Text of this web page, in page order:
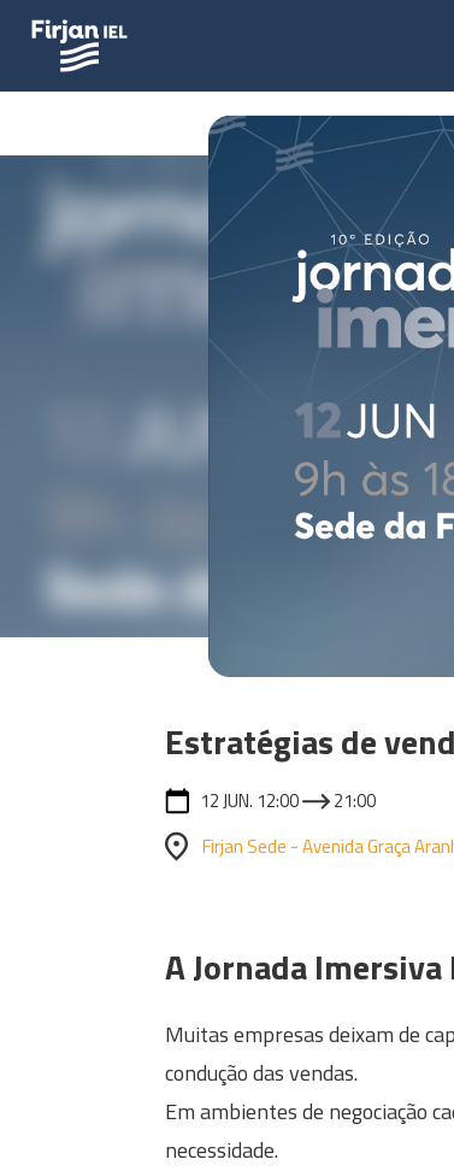
Estratégias de
12 JUN. 12:00
21:00
Firjan Sede - Avenida Graça
A Jornada
Muitas empresas deixam de
condução das vendas.
Em ambientes de negociação
necessidade.